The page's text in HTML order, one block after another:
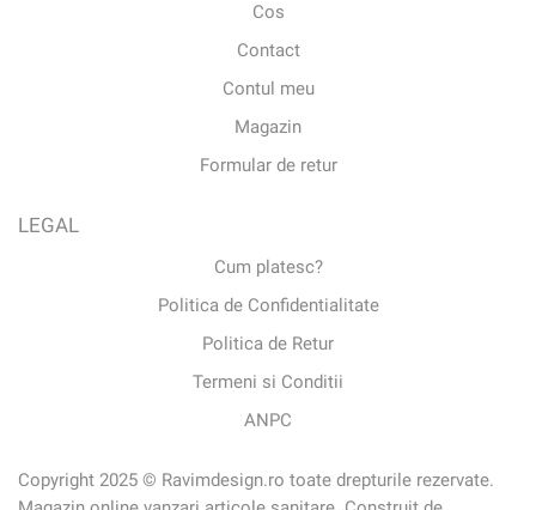
Cos
Contact
Contul meu
Magazin
Formular de retur
LEGAL
Cum platesc?
Politica de Confidentialitate
Politica de Retur
Termeni si Conditii
ANPC
Copyright 2025 © Ravimdesign.ro toate drepturile rezervate.